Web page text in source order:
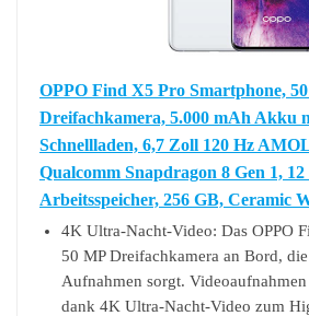
OPPO Find X5 Pro Smartphone,
Dreifachkamera, 5.000 mAh Akku
Schnellladen, 6,7 Zoll 120 Hz
Qualcomm Snapdragon 8 Gen 1, 12
Arbeitsspeicher, 256 GB, Ceramic
4K Ultra-Nacht-Video: Das OPPO
50 MP Dreifachkamera an Bord,
Aufnahmen sorgt.
dank 4K Ultra-Nacht-Video zum